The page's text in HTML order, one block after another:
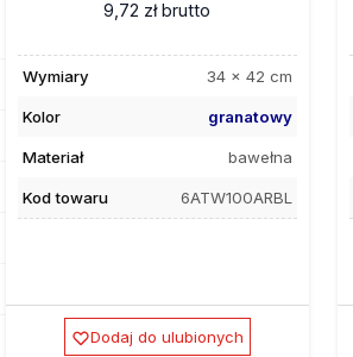
9,72 zł brutto
Wymiary 34 x 42 cm
Kolor granatowy
Materiał bawełna
Kod towaru 6ATW100ARBL
Dodaj do ulubionych